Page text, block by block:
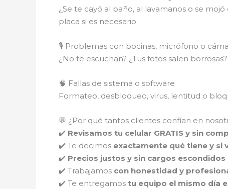
¿Se te cayó al baño, al lavamanos o se mojó
placa si es necesario.
🎙️ Problemas con bocinas, micrófono o
¿No te escuchan? ¿Tus fotos salen
🧠 Fallas de sistema o software
Formateo, desbloqueo, virus, lentitud o
💬 ¿Por qué tantos clientes confían en
✔️ Revisamos tu celular GRATIS y sin
✔️ Te decimos exactamente qué tiene y si
✔️ Precios justos y sin cargos escondidos
✔️ Trabajamos con honestidad y
✔️ Te entregamos tu equipo el mismo día